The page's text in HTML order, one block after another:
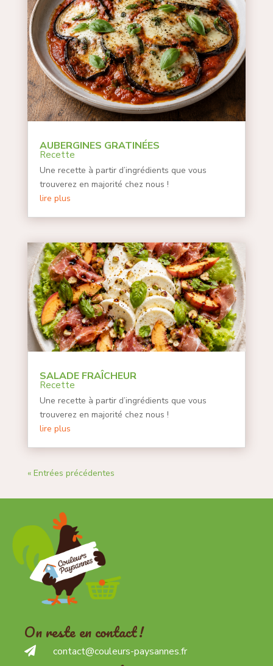
AUBERGINES GRATINÉES
Recette
Une recette à partir d’ingrédients que vous
trouverez en majorité chez nous !
lire plus
SALADE FRAÎCHEUR
Recette
Une recette à partir d’ingrédients que vous
trouverez en majorité chez nous !
lire plus
« Entrées précédentes
On reste en contact !
 contact@couleurs-paysannes.fr